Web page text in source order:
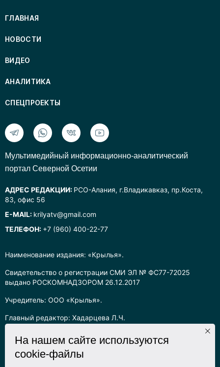
Наименование издания: «Крылья».
Свидетельство о регистрации СМИ ЭЛ № ФС77-72025
выдано РОСКОМНАДЗОРОМ 26.12.2017
Учредитель: ООО «Крылья».
Главный редактор: Хадарцева Л.Ч.
Информация на сайте предназначена для лиц старше 16 лет.
Все права на любые материалы, опубликованные на сайте,
защищены в соответствии с российским законодательством
ГЛАВНАЯ
НОВОСТИ
ВИДЕО
АНАЛИТИКА
СПЕЦПРОЕКТЫ
Mультимедийный информационно-аналитический
портал Северной Осетии
АДРЕС РЕДАКЦИИ: РСО-Алания, г.Владикавказ, пр.Коста,
83, офис 56
E-MAIL: krilyatv@gmail.com
ТЕЛЕФОН: +7 (960) 400-22-77
На нашем сайте используются
cookie-файлы